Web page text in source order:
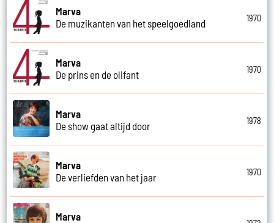
Marva
De muzikanten van het speelgoedland
1970
Marva
De prins en de olifant
1970
Marva
De show gaat altijd door
1978
Marva
De verliefden van het jaar
1970
Marva